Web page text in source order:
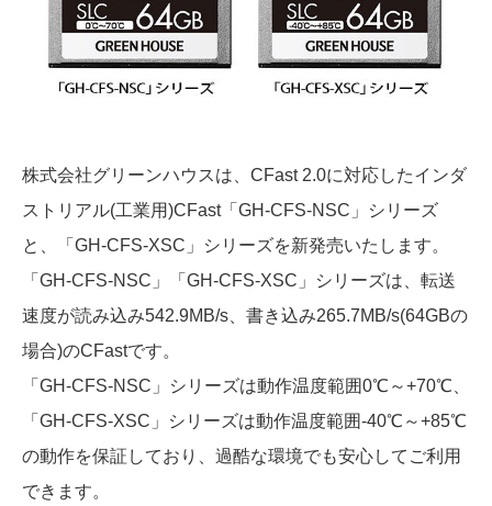
株式会社グリーンハウスは、CFast 2.0に対応したインダ
ストリアル(工業用)CFast「GH-CFS-NSC」シリーズ
と、「GH-CFS-XSC」シリーズを新発売いたします。
「GH-CFS-NSC」「GH-CFS-XSC」シリーズは、転送
速度が読み込み542.9MB/s、書き込み265.7MB/s(64GBの
場合)のCFastです。
「GH-CFS-NSC」シリーズは動作温度範囲0℃～+70℃、
「GH-CFS-XSC」シリーズは動作温度範囲-40℃～+85℃
の動作を保証しており、過酷な環境でも安心してご利用
できます。